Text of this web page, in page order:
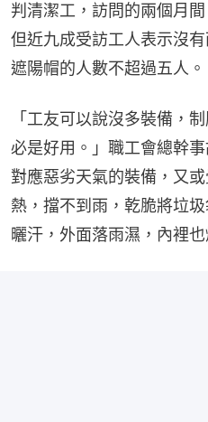
判清潔工，訪問的兩個月
但近九成受訪工人表示沒
遮陽帽的人數不超過五人。
「工友可以說沒多裝備，
必是好用。」職工會總幹
對應惡劣天氣的裝備，又
熱，擋不到雨，乾脆將垃
曬汗，外面落雨濕，內裡也